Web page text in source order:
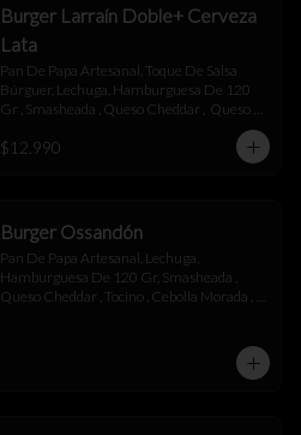
Burger Larraín Doble+ Cerveza
Lata
Pan De Papa Artesanal, Toque De Salsa
Búrguer, Lechuga, Hamburguesa De 120
Gr , Smasheada , Queso Cheddar ,  Queso
Champiñones Salteados , Toque De
$12.990
Burger Ossandón
Pan De Papa Artesanal, Lechuga,
Hamburguesa De 120 Gr, Smasheada ,
Queso Cheddar , Tocino , Cebolla Morada ,